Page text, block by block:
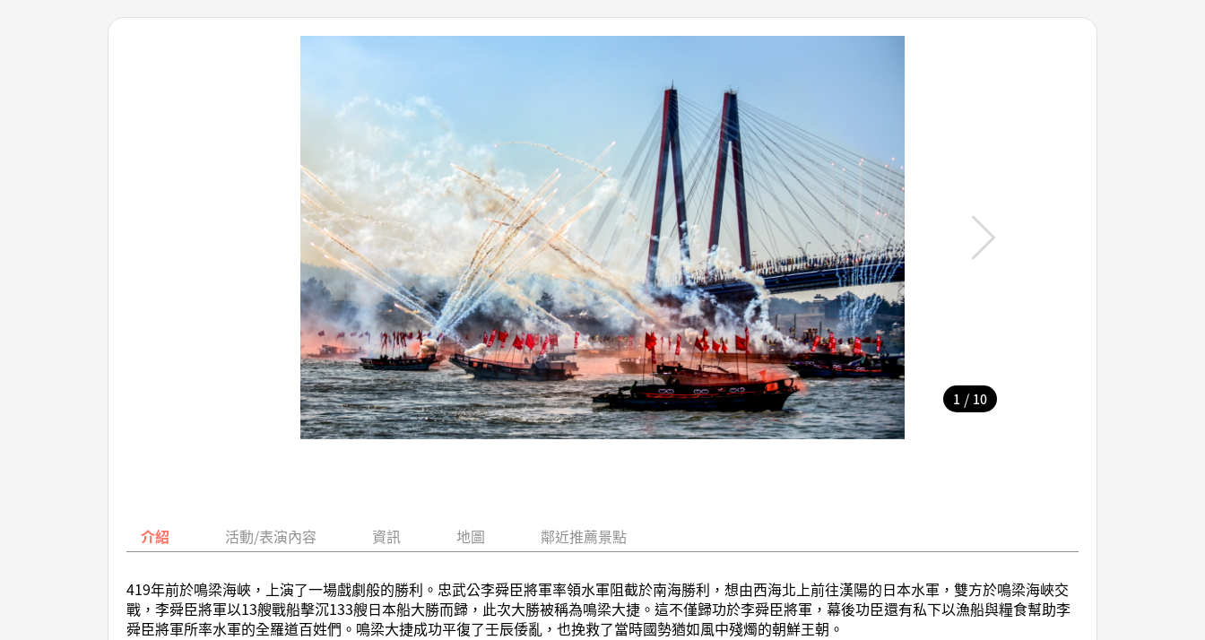
1 / 10
介紹 活動/表演內容 資訊 地圖 鄰近推薦景點
419年前於鳴梁海峽，上演了一場戲劇般的勝利。忠武公李舜臣將軍率領水軍阻截於南海勝利，想由西海北上前往漢陽的日本水軍，雙方於鳴梁海峽交
戰，李舜臣將軍以13艘戰船擊沉133艘日本船大勝而歸，此次大勝被稱為鳴梁大捷。這不僅歸功於李舜臣將軍，幕後功臣還有私下以漁船與糧食幫助李
舜臣將軍所率水軍的全羅道百姓們。鳴梁大捷成功平復了壬辰倭亂，也挽救了當時國勢猶如風中殘燭的朝鮮王朝。